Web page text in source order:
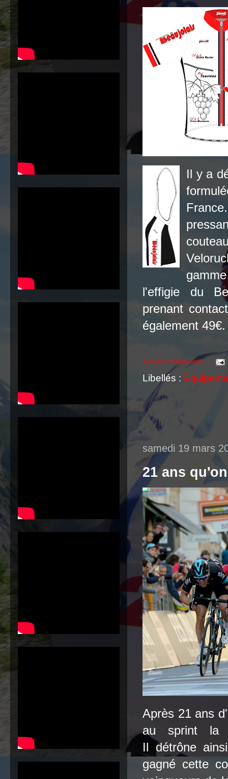
Il y a
l'effigie du
prenant
également
Aucun commentaire:
Libellés :
samedi 19 mars
21 ans
Après 21 ans
au sprint la
Il détrône
gagné cette